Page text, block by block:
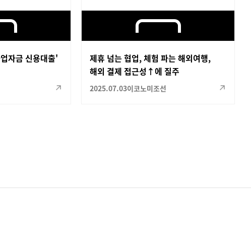
자금 신용대출'
제휴 넘는 협업, 체험 파는 해외여행,
해외 결제 접근성↑에 질주
2025.07.03이코노미조선